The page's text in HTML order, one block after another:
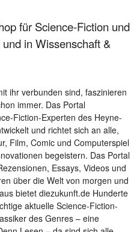
für Science-Fiction und
in Wissenschaft &
ihr verbunden sind, faszinieren
immer. Das Portal
Fiction-Experten des Heyne-
und richtet sich an alle,
Film, Comic und Computerspiel
begeistern. Das Portal
Essays, Videos und
über die Welt von morgen und
bietet diezukunft.de Hunderte
aktuelle Science-Fiction-
des Genres – eine